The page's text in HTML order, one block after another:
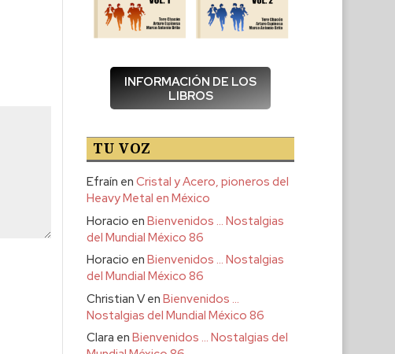
INFORMACIÓN DE LOS
LIBROS
TU VOZ
Efraín enCristal y Acero, pioneros del
Heavy Metal en México
Horacio enBienvenidos … Nostalgias
del Mundial México 86
Horacio enBienvenidos … Nostalgias
del Mundial México 86
Christian VenBienvenidos …
Nostalgias del Mundial México 86
Clara enBienvenidos … Nostalgias del